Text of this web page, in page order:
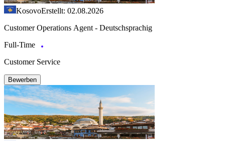
KosovoErstellt: 02.08.2026
Customer Operations Agent - Deutschsprachig
Full-Time
Customer Service
Bewerben